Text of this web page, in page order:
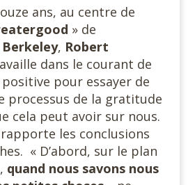
ans, au centre de
» de
Berkeley, Robert
dans le courant de
pour essayer de
processus de la gratitude
cela peut avoir sur nous.
les conclusions
« D’abord, sur le plan
quand nous savons nous